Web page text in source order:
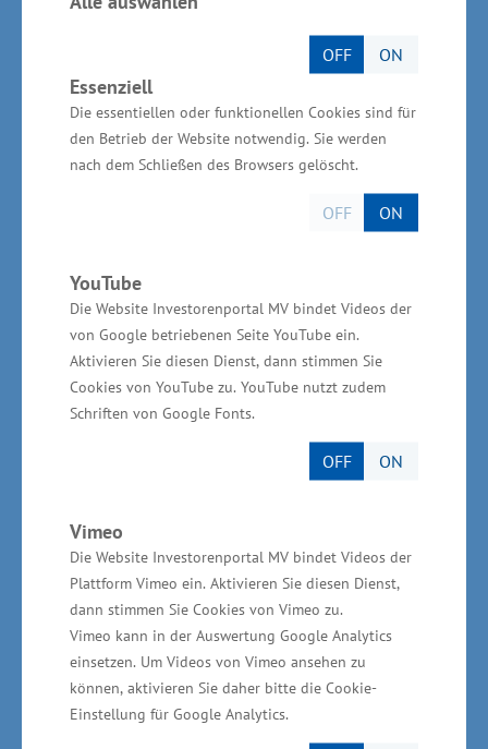
OFF ON
Essenziell
Die essentiellen oder funktionellen Cookies sind für
den Betrieb der Website notwendig. Sie werden
nach dem Schließen des Browsers gelöscht.
OFF ON
YouTube
Die Website Investorenportal MV bindet Videos der
von Google betriebenen Seite YouTube ein.
Aktivieren Sie diesen Dienst, dann stimmen Sie
Cookies von YouTube zu. YouTube nutzt zudem
Schriften von Google Fonts.
OFF ON
Vimeo
Die Website Investorenportal MV bindet Videos der
Plattform Vimeo ein. Aktivieren Sie diesen Dienst,
dann stimmen Sie Cookies von Vimeo zu.
Vimeo kann in der Auswertung Google Analytics
einsetzen. Um Videos von Vimeo ansehen zu
können, aktivieren Sie daher bitte die Cookie-
Einstellung für Google Analytics.
Meister-Absolventinnen und Absolventen mit
insgesamt rund 2,58 Millionen Euro „Meister-
Extra“ prämiert.
Die Meisterprämie beinhaltet einen einmaligen
nicht rückzahlbaren Zuschuss in Höhe von
erstmalig eine Existenz durch Übernahme eines
Unternehmens gründen. Seit 2015 wurden 170
„Meisterprämien“ in Höhe von rund 1,2
Millionen Euro ausgereicht. „Der Weg zu einem
Meistertitel oder einer Fachqualifikation kann
manchmal steinig und aufwendig sein, lohnt
Investition in Weiterbildung und Qualifizierung
ist die Basis für die weitere berufliche
Entwicklung. Mecklenburg-Vorpommern und
besonders auch das Handwerk braucht gut
ausgebildete Fachkräfte“, sagte Mecklenburg-
Vorpommerns Wirtschafts- und Arbeitsminister
Reinhard Meyer abschließend.